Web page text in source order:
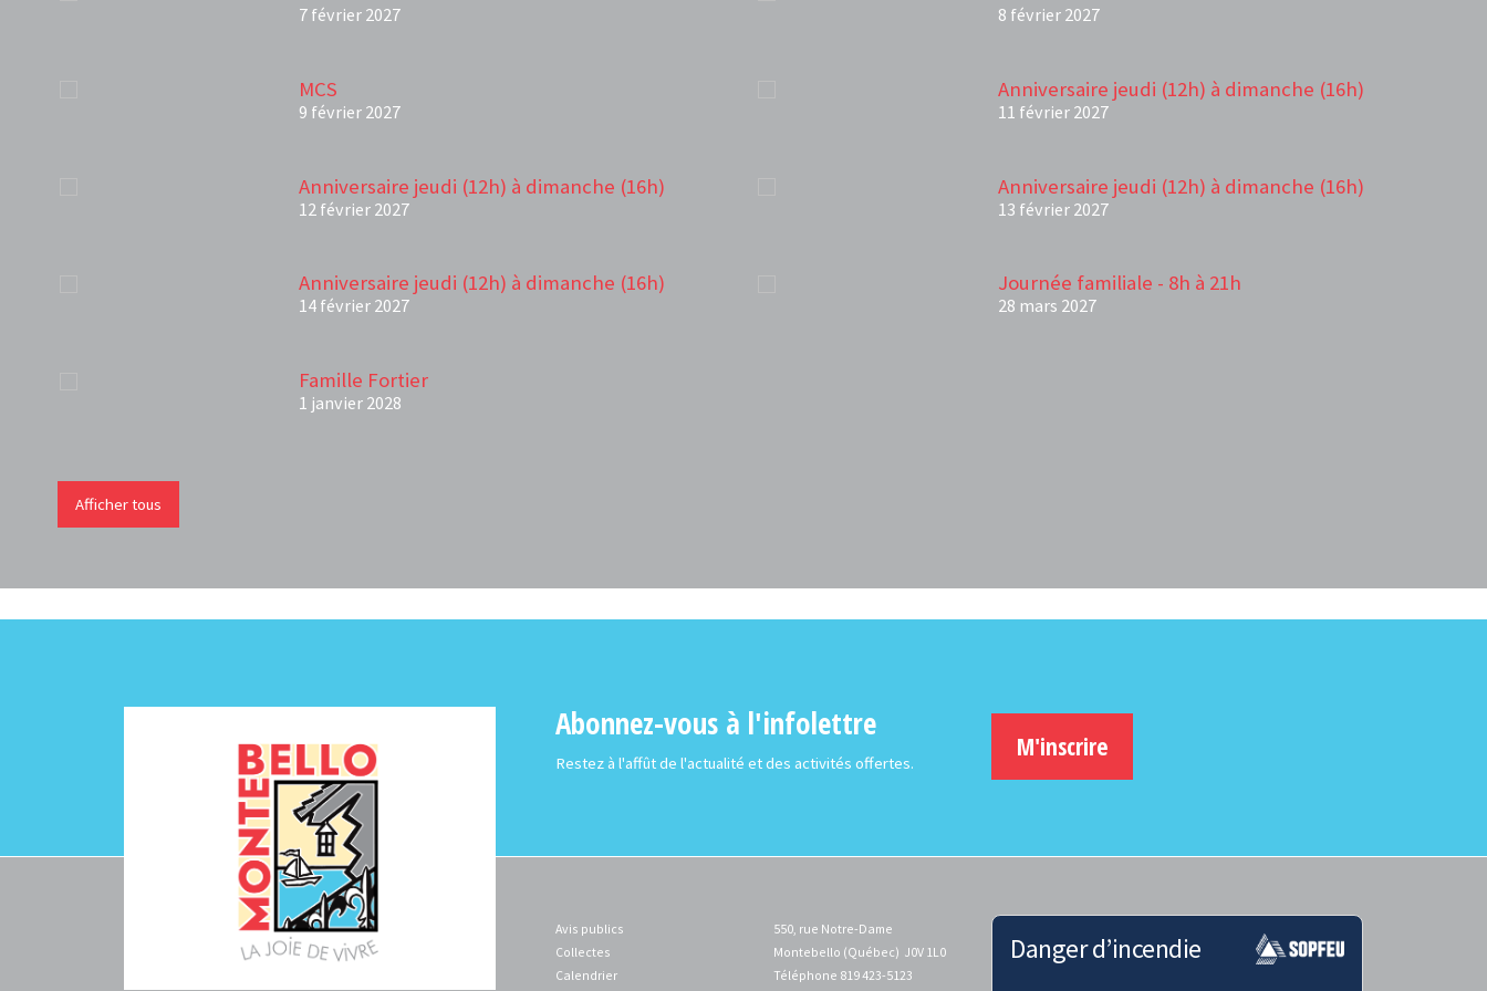
7 février 2027 8 février 2027
MCS
9 février 2027
Anniversaire jeudi (12h) à dimanche (16h)
11 février 2027
Anniversaire jeudi (12h) à dimanche (16h)
12 février 2027
Anniversaire jeudi (12h) à dimanche (16h)
13 février 2027
Anniversaire jeudi (12h) à dimanche (16h)
14 février 2027
Journée familiale - 8h à 21h
28 mars 2027
Famille Fortier
1 janvier 2028
Afficher tous
Abonnez-vous à l'infolettre
Restez à l'affût de l'actualité et des activités offertes.
M'inscrire
Avis publics
Collectes
Calendrier
550, rue Notre-Dame
Montebello (Québec) J0V 1L0
Téléphone 819 423-5123
Danger d’incendie